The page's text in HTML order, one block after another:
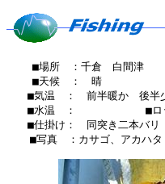
■場所　：千倉　白間津　
■天候　：　晴　　　　
■気温　：　前半暖か　後半
■水温　：　　　　　 　■
■仕掛け：　同突き二本バリ
  　■写真　：カサゴ、アカハタ